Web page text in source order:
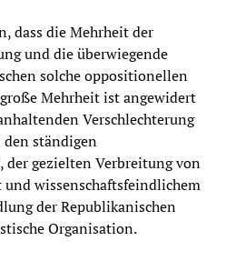
dass die Mehrheit der
und die überwiegende
solche oppositionellen
Mehrheit ist angewidert
Verschlechterung
den ständigen
gezielten Verbreitung von
wissenschaftsfeindlichem
der Republikanischen
Organisation.